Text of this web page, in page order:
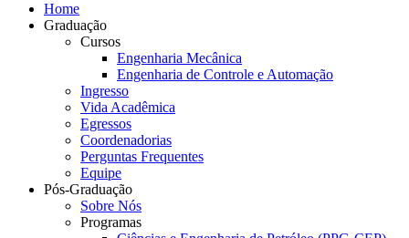
Home
Graduação
Cursos
Engenharia Mecânica
Engenharia de Controle e Automação
Ingresso
Vida Acadêmica
Egressos
Coordenadorias
Perguntas Frequentes
Equipe
Pós-Graduação
Sobre Nós
Programas